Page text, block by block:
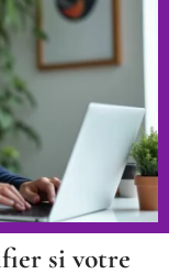
si votre